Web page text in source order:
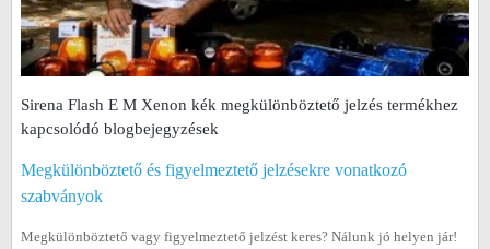
Sirena Flash E M Xenon kék megkülönböztető jelzés termékhez
kapcsolódó blogbejegyzések
Megkülönböztető és figyelmeztető jelzésekre vonatkozó
szabványok
Megkülönböztető vagy figyelmeztető jelzést keres? Nálunk jó helyen jár!